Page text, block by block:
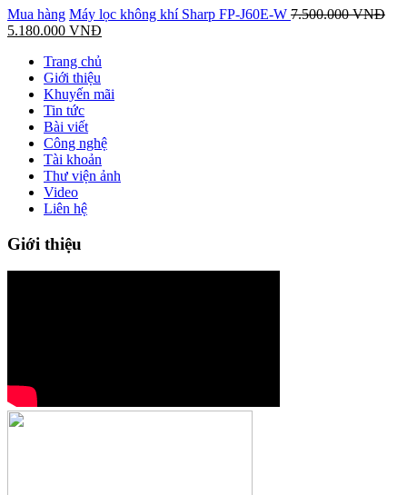
Mua hàng Máy lọc không khí Sharp FP-J60E-W 7.500.000VNĐ
5.180.000 VNĐ
Trang chủ
Giới thiệu
Khuyến mãi
Tin tức
Bài viết
Công nghệ
Tài khoản
Thư viện ảnh
Video
Liên hệ
Giới thiệu